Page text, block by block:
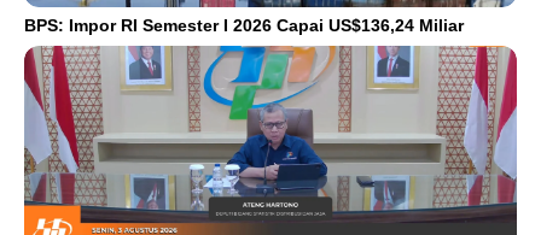
BPS: Impor RI Semester I 2026 Capai US$136,24 Miliar